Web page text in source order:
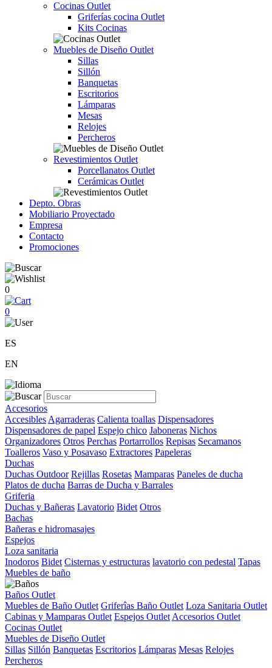
Cocinas Outlet
Griferías cocina Outlet
Kits Cocinas
Muebles de Diseño Outlet
Sillas
Sillón
Banquetas
Escritorios
Lámparas
Mesas
Relojes
Percheros
Revestimientos Outlet
Porcellanatos Outlet
Cerámicas Outlet
Depto. Obras
Mobiliario Proyectado
Empresa
Contacto
Promociones
0
0
ES
EN
Accesorios
Accesibles Agarraderas Calienta toallas Dispensadores
Dispensadores de papel Espejo chico Jaboneras Nichos
Organizadores Otros Perchas Portarrollos Repisas Secamanos
Toalleros Vaso y Posavaso Extractores Papeleras
Duchas
Duchas Outdoor Rejillas Rosetas Mamparas Paneles de ducha
Platos de ducha Barras de Ducha y Barrales
Griferia
Duchas y Bañeras Lavatorio Bidet Otros
Bachas
Bañeras e hidromasajes
Espejos
Loza sanitaria
Inodoros Bidet Cisternas y estructuras lavatorio con pedestal Tapas
Muebles de baño
Baños Outlet
Muebles de Baño Outlet Griferîas Baño Outlet Loza Sanitaria Outlet
Cabinas y Mamparas Outlet Espejos Outlet Accesorios Outlet
Cocinas Outlet
Muebles de Diseño Outlet
Sillas Sillón Banquetas Escritorios Lámparas Mesas Relojes
Percheros